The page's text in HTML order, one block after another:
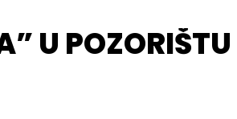
U POZORIŠTU